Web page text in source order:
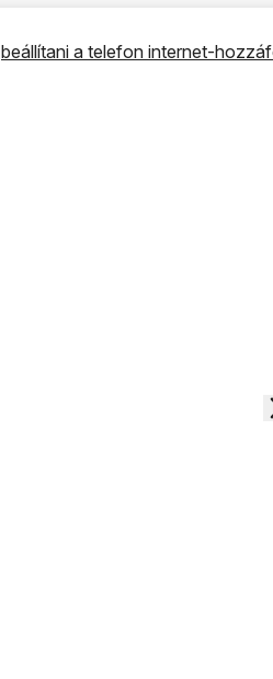
beállítani a telefon internet-